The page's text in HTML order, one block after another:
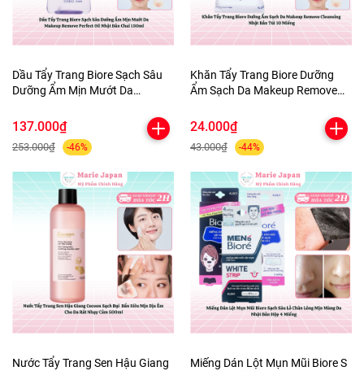
Dầu Tẩy Trang Biore Sạch Sâu
Dưỡng Ẩm Mịn Mướt Da
Nhật Bản Chai 150ml
137.000₫
253.000₫ -46%
Khăn Tẩy Trang Biore Dưỡng
Ẩm Sạch Da Makeup Remove
Miếng
24.000₫
43.000₫ -44%
Nước Tẩy Trang Sen Hậu Giang
Miếng Dán Lột Mụn Mũi Biore S